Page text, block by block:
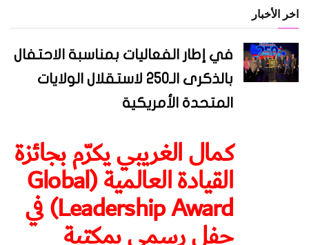
اخر الأخبار
في إطار الفعاليات بمناسبة الاحتفال
بالذكرى الـ250 لاستقلال الولايات
المتحدة الأمريكية
كمال الغريبي يكرّم بجائزة
القيادة العالمية (Global
Leadership Award) في